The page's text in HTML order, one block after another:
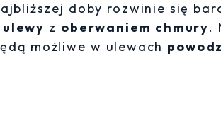
doby rozwinie się
ulewy z oberwaniem chmury.
możliwe w ulewach